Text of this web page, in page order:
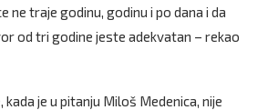
ne traje godinu, godinu i po dana i da
od tri godine jeste adekvatan – rekao
je u pitanju Miloš Medenica, nije